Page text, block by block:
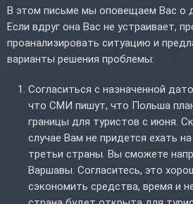
В этом письме мы оповещаем Вас о
Если вдруг она Вас не устраивает,
проанализировать ситуацию и
варианты решения проблемы:
Согласиться с назначенной
что СМИ пишут, что Польша
границы для туристов с июня.
случае Вам не придется ехать
третьи страны. Вы сможете
Варшавы. Согласитесь, это
сэкономить средства, время и